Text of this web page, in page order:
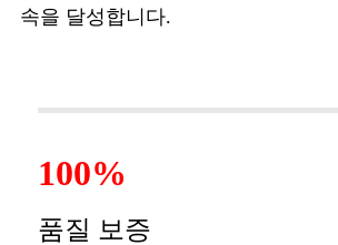
속을 달성합니다.
100%
품질 보증